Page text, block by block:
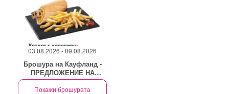
03.08.2026 - 09.08.2026
Брошура на Кауфланд -
ПРЕДЛОЖЕНИЕ НА
СЕДМИЦАТАТОП
Покажи брошурата